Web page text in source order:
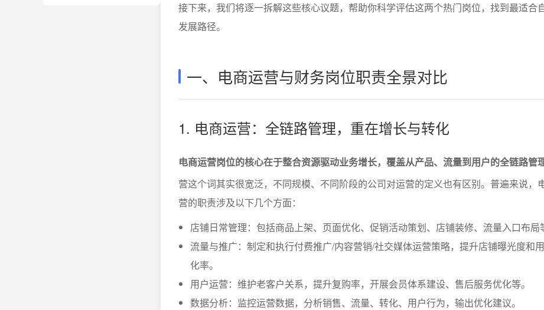
接下来，我们将逐一拆解这些核心议题，帮助你科学评估这两个热门岗位，找到最适合
发展路径。
一、电商运营与财务岗位职责全景对比
1. 电商运营：全链路管理，重在增长与转化
电商运营岗位的核心在于整合资源驱动业务增长，覆盖从产品、流量到用户的全链路管理
营这个词其实很宽泛，不同规模、不同阶段的公司对运营的定义也有区别。普遍来说，
营的职责涉及以下几个方面：
店铺日常管理：包括商品上架、页面优化、促销活动策划、店铺装修、流量入口布局
流量与推广：制定和执行付费推广/内容营销/社交媒体运营策略，提升店铺曝光度和
化率。
用户运营：维护老客户关系，提升复购率，开展会员体系建设、售后服务优化等。
数据分析：监控运营数据，分析销售、流量、转化、用户行为，输出优化建议。